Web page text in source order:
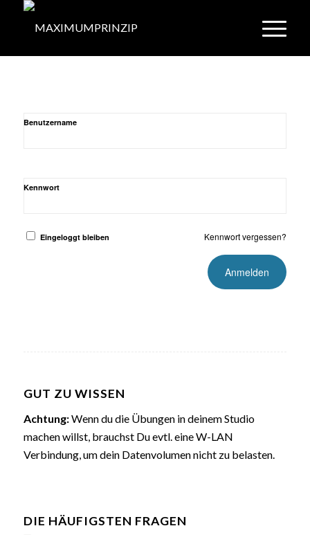
Benutzername
Kennwort
Eingeloggt bleiben Kennwort vergessen?
GUT ZU WISSEN
Achtung:Wenn du die Übungen in deinem Studio
machen willst, brauchst Du evtl. eine W-LAN
Verbindung, um dein Datenvolumen nicht zu belasten.
DIE HÄUFIGSTEN FRAGEN